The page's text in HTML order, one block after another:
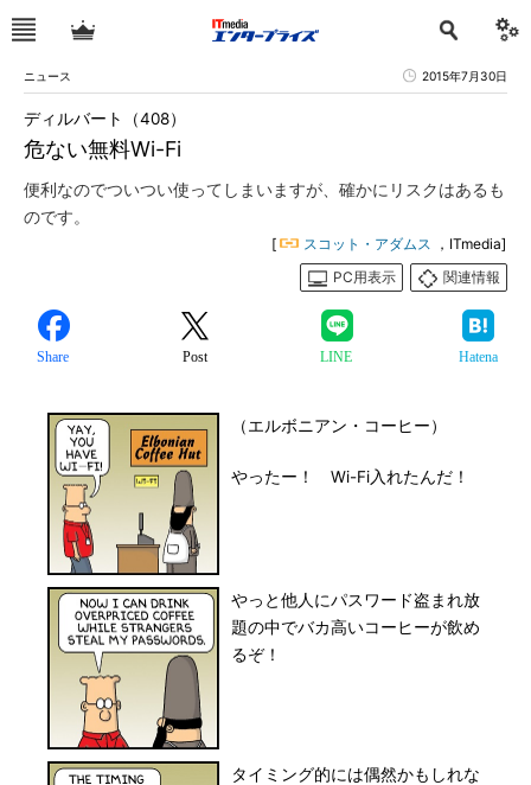
ニュース 2015年7月30日
危ない無料Wi-Fi
ディルバート（408）
便利なのでついつい使ってしまいますが、確かにリスクはあるも
のです。
[ スコット・アダムス ，ITmedia]
PC用表示
関連情報
Share Post LINE Hatena
（エルボニアン・コーヒー）
やったー！ Wi-Fi入れたんだ！
やっと他人にパスワード盗まれ放
題の中でバカ高いコーヒーが飲め
るぞ！
タイミング的には偶然かもしれな